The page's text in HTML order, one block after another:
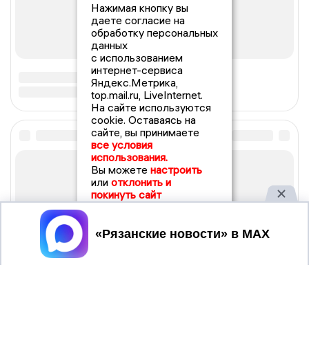
Нажимая кнопку вы
даете согласие на
обработку персональных
данных
с использованием
интернет-сервиса
Яндекс.Метрика,
top.mail.ru, LiveInternet.
На сайте используются
cookie. Оставаясь на
сайте, вы принимаете
все условия
использования.
Вы можете настроить
или отклонить и
покинуть сайт
Принять